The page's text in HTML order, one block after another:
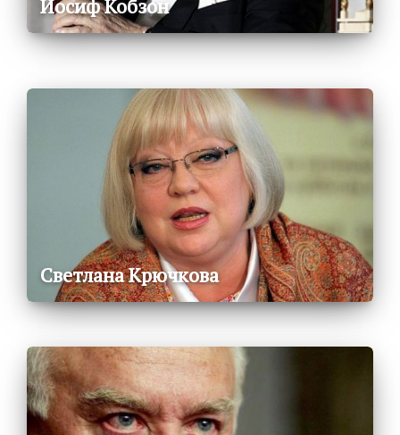
Иосиф Кобзон
Светлана Крючкова